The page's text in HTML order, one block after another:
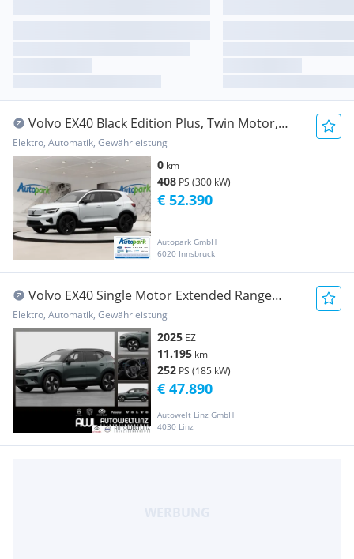
Volvo EX40 Black Edition Plus, Twin Motor,
Vollelektr...
Elektro, Automatik, Gewährleistung
0 km
408 PS (300 kW)
Autopark GmbH
6020 Innsbruck
€ 52.390
Volvo EX40 Single Motor Extended Range
82kWh Ultra Dark
Elektro, Automatik, Gewährleistung
2025 EZ
11.195 km
252 PS (185 kW)
Autowelt Linz GmbH
4030 Linz
€ 47.890